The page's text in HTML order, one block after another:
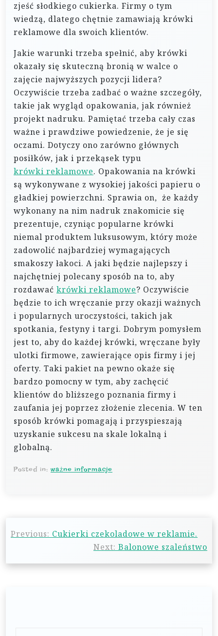
zjeść słodkiego cukierka. Firmy o tym
wiedzą, dlatego chętnie zamawiają krówki
reklamowe dla swoich klientów.
Jakie warunki trzeba spełnić, aby krówki
okazały się skuteczną bronią w walce o
zajęcie najwyższych pozycji lidera?
Oczywiście trzeba zadbać o ważne szczegóły,
takie jak wygląd opakowania, jak również
projekt nadruku. Pamiętać trzeba cały czas
ważne i prawdziwe powiedzenie, że je się
oczami. Dotyczy ono zarówno głównych
posiłków, jak i przekąsek typu
krówki reklamowe. Opakowania na krówki
są wykonywane z wysokiej jakości papieru o
gładkiej powierzchni. Sprawia on, że każdy
wykonany na nim nadruk znakomicie się
prezentuje, czyniąc popularne krówki
niemal produktem luksusowym, który może
zadowolić najbardziej wymagających
smakoszy łakoci. A jaki będzie najlepszy i
najchętniej polecany sposób na to, aby
rozdawać krówki reklamowe? Oczywiście
będzie to ich wręczanie przy okazji ważnych
i popularnych uroczystości, takich jak
spotkania, festyny i targi. Dobrym pomysłem
jest to, aby do każdej krówki, wręczane były
ulotki firmowe, zawierające opis firmy i jej
oferty. Taki pakiet na pewno okaże się
bardzo pomocny w tym, aby zachęcić
klientów do bliższego poznania firmy i
zaufania jej poprzez złożenie zlecenia. W ten
sposób krówki pomagają i przyspieszają
uzyskanie sukcesu na skale lokalną i
globalną.
Posted in:ważne informacje
a
Previous: Cukierki czekoladowe w reklamie.
Next: Balonowe szaleństwo